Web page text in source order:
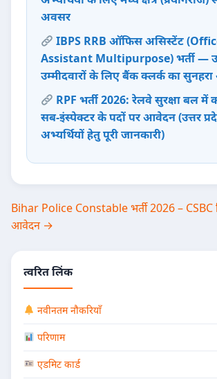
अवसर
IBPS RRB ऑफिस असिस्टेंट
Assistant Multipurpose) भर्ती —
उम्मीदवारों के लिए बैंक क्लर्क का
RPF भर्ती 2026: रेलवे सुरक्षा बल में
सब-इंस्पेक्टर के पदों पर आवेदन (उत्तर
अभ्यर्थियों हेतु पूरी जानकारी)
Post
navigation
Bihar Police Constable भर्ती 2026 – CSBC
आवेदन →
त्वरित लिंक
नवीनतम नौकरियाँ
परिणाम
एडमिट कार्ड